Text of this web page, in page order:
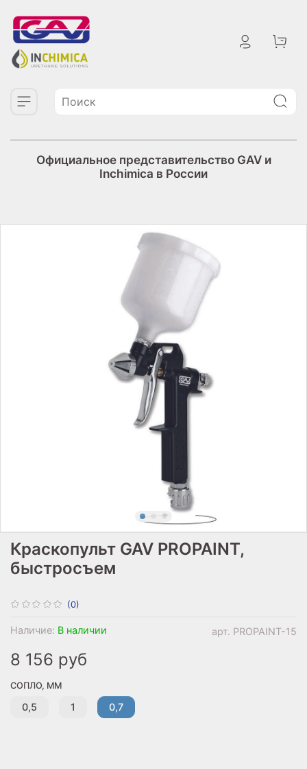
Официальное представительство GAV и
Inchimica в России
(0)
арт. PROPAINT-15
Наличие: В наличии
Краскопульт GAV PROPAINT,
быстросъем
8 156 руб
СОПЛО, ММ
0,5 1 0,7